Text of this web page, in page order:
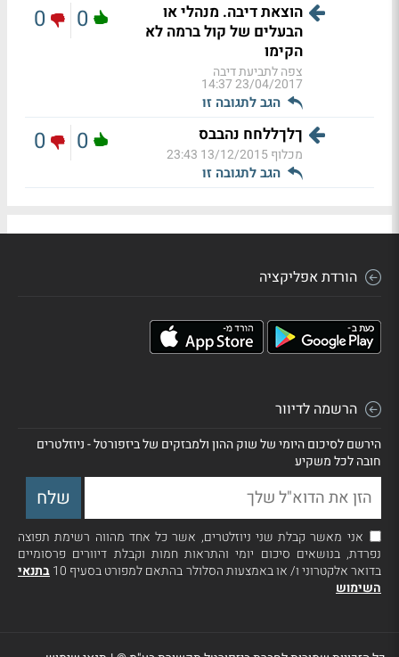
הוצאת דיבה. מנהלי או
הבעלים של קול ברמה לא
הקימו
צפה לתביעת דיבה
23/04/2017 14:37
הגב לתגובה זו
0
0
ךלךללחח נהבבס
מכלוף13/12/2015 23:43
הגב לתגובה זו
0
0
הורדת אפליקציה
הרשמה לדיוור
הירשם לסיכום היומי של שוק ההון ולמבזקים של ביזפורטל - ניוזלטרים
חובה לכל משקיע
אני מאשר קבלת שני ניוזלטרים, אשר כל אחד מהווה רשימת תפוצה
נפרדת, בנושאים סיכום יומי והתראות חמות וקבלת דיוורים פרסומיים
בדואר אלקטרוני ו/ או באמצעות הסלולר בהתאם למפורט בסעיף 10
בתנאי
השימוש